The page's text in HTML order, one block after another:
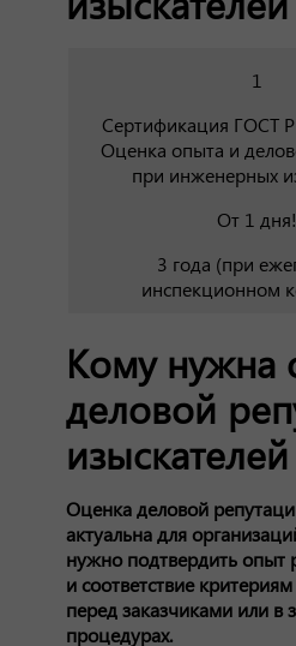
1
Сертификация ГОСТ
Оценка опыта и
при инженерных
От 1 дня!
3 года (при
инспекционном
Кому нужна
деловой
изыскателей
Оценка деловой
актуальна для
нужно подтвердить опыт
и соответствие
перед заказчиками или в
процедурах.